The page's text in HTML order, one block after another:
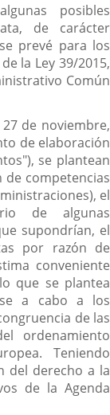
posibles
de carácter
prevé para los
la Ley 39/2015,
Común
de noviembre,
de elaboración
se plantean
competencias
el
de algunas
supondrían, el
por razón de
conveniente
que se plantea
a cabo a los
de las
ordenamiento
Teniendo
del derecho a la
de la Agenda